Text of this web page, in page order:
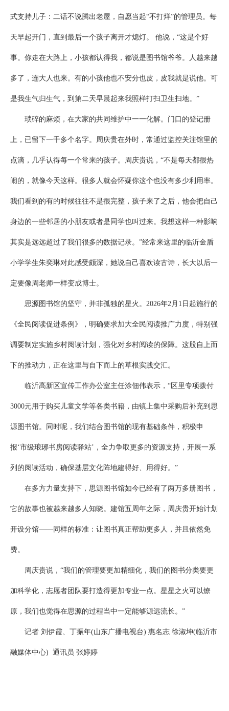
式支持儿子：二话不说腾出老屋，自愿当起“不打烊”的管理员。每
天早起开门，直到最后一个孩子离开才熄灯。 他说，“这是个好
事。你走在大路上，小孩都认得我，都说是图书馆爷爷。人越来越
多了，连大人也来。有的小孩他也不安分也皮，皮我就是说他。可
是我生气归生气，到第二天早晨起来我照样打扫卫生扫地。”
琐碎的麻烦，在大家的共同维护中一一化解。门口的登记册
上，已留下一千多个名字。周庆贵在外时，常通过监控关注馆里的
点滴，几乎认得每一个常来的孩子。周庆贵说，“不是每天都很热
闹的，就像今天这样。很多人就会怀疑你这个也没有多少利用率。
我们看到的有的时候往往不是很完整，孩子来了之后，他会把自己
身边的一些邻居的小朋友或者是同学也叫过来。我想这样一种影响
其实是远远超过了我们很多的数据记录。”经常来这里的临沂金盾
小学学生朱奕琳对此感受颇深，她说自己喜欢读古诗，长大以后一
定要像周老师一样变成博士。
思源图书馆的坚守，并非孤独的星火。2026年2月1日起施行的
《全民阅读促进条例》，明确要求加大全民阅读推广力度，特别强
调要制定实施乡村阅读计划，强化对乡村阅读的保障。这股自上而
下的推动力，正在这里与自下而上的草根实践交汇。
临沂高新区宣传工作办公室主任涂佃伟表示，“区里专项拨付
3000元用于购买儿童文学等各类书籍，由镇上集中采购后补充到思
源图书馆。同时呢，我们结合图书馆的现有基础条件，积极申
报‘市级琅琊书房阅读驿站’，全力争取更多的资源支持，开展一系
列的阅读活动，确保基层文化阵地建得好、用得好。”
在多方力量支持下，思源图书馆如今已经有了两万多册图书，
它的故事也被越来越多人知晓。建馆五周年之际，周庆贵开始计划
开设分馆——同样的标准：让图书真正帮助更多人，并且依然免
费。
周庆贵说，“我们的管理要更加精细化，我们的图书分类要更
加科学化，志愿者团队要打造得更加专业一点。星星之火可以燎
原，我们也觉得在思源的过程当中一定能够源远流长。”
记者 刘伊霞、丁振年(山东广播电视台) 惠名志 徐淑坤(临沂市
融媒体中心) 通讯员 张婷婷